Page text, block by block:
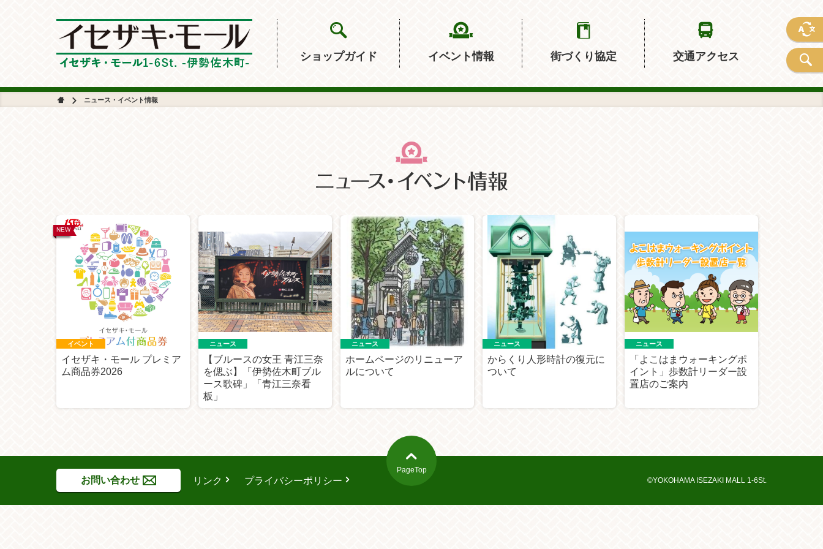
ショップガイド イベント情報 街づくり協定 交通アクセス
ニュース・イベント情報
NEW
イベント
イセザキ・モール プレミア
ム商品券2026
ニュース
【ブルースの女王 青江三奈
を偲ぶ】「伊勢佐木町ブル
ース歌碑」「青江三奈看
板」
ニュース
ホームページのリニューア
ルについて
ニュース
からくり人形時計の復元に
ついて
ニュース
「よこはまウォーキングポ
イント」歩数計リーダー設
置店のご案内
PageTop
お問い合わせ リンク プライバシーポリシー ©YOKOHAMA ISEZAKI MALL 1-6St.